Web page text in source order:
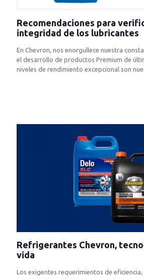
Recomendaciones para
integridad de los lubricantes
En Chevron, nos enorgullece nuestra
el desarrollo de productos Premium de
niveles de rendimiento excepcional son
Refrigerantes Chevron,
vida
Los exigentes requerimientos de